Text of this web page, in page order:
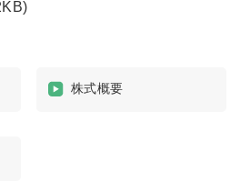
株式概要